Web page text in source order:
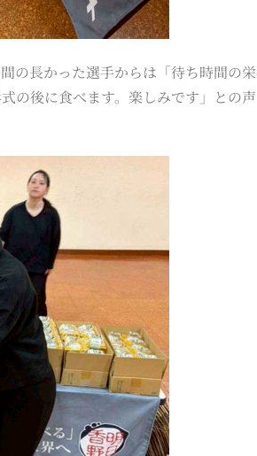
の長かった選手からは「待ち時間の
の後に食べます。楽しみです」との声